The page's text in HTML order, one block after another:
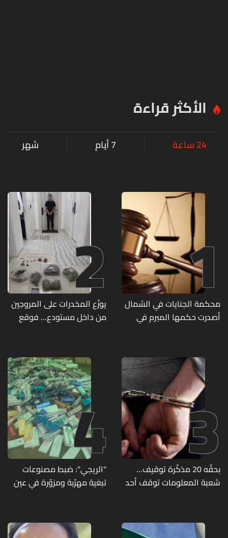
الأكثر قراءة
24 ساعة 7 أيام شهر
1
محكمة الجنايات في الشمال
أصدرت حكمها المبرم في
2
يوزّع المخدرات على المروجين
من داخل مستودع... فوقع
3بحقّه 20 مذكّرة توقيف...
شعبة المعلومات توقف أحد
4
"الريجي": ضبط مصنوعات
تبغية مهرّبة ومزوّرة في عين